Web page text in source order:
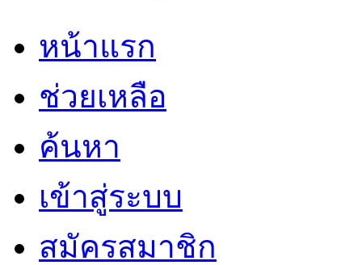
หน้าแรก
ช่วยเหลือ
ค้นหา
เข้าสู่ระบบ
สมัครสมาชิก